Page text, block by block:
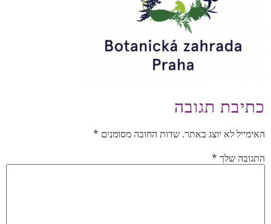
כתיבת תגובה
האימייל לא יוצג באתר. שדות החובה מסומנים *
התגובה שלך *